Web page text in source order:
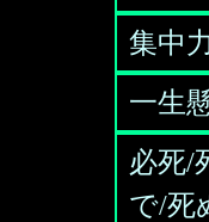
集中
一生
必死/
で/死